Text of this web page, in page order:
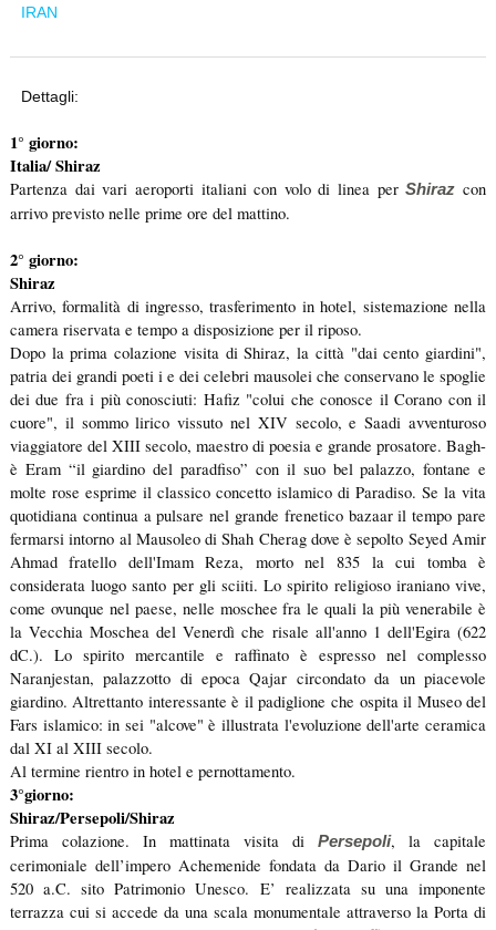
IRAN
Dettagli:
1° giorno:
Italia/ Shiraz
Partenza dai vari aeroporti italiani con volo di linea perShirazcon
arrivo previsto nelle prime ore del mattino.
2° giorno:
Shiraz
Arrivo, formalità di ingresso, trasferimento in hotel, sistemazione nella
camera riservata e tempo a disposizione per il riposo.
Dopo la prima colazione visita di Shiraz, la città "dai cento giardini",
patria dei grandi poeti i e dei celebri mausolei che conservano le spoglie
dei due fra i più conosciuti: Hafiz "colui che conosce il Corano con il
cuore", il sommo lirico vissuto nel XIV secolo, e Saadi avventuroso
viaggiatore del XIII secolo, maestro di poesia e grande prosatore. Bagh-
è Eram “il giardino del paradfiso” con il suo bel palazzo, fontane e
molte rose esprime il classico concetto islamico di Paradiso. Se la vita
quotidiana continua a pulsare nel grande frenetico bazaar il tempo pare
fermarsi intorno al Mausoleo di Shah Cherag dove è sepolto Seyed Amir
Ahmad fratello dell'Imam Reza, morto nel 835 la cui tomba è
considerata luogo santo per gli sciiti. Lo spirito religioso iraniano vive,
come ovunque nel paese, nelle moschee fra le quali la più venerabile è
la Vecchia Moschea del Venerdì che risale all'anno 1 dell'Egira (622
dC.). Lo spirito mercantile e raffinato è espresso nel complesso
Naranjestan, palazzotto di epoca Qajar circondato da un piacevole
giardino. Altrettanto interessante è il padiglione che ospita il Museo del
Fars islamico: in sei "alcove" è illustrata l'evoluzione dell'arte ceramica
dal XI al XIII secolo.
Al termine rientro in hotel e pernottamento.
3°giorno:
Shiraz/Persepoli/Shiraz
Prima colazione. In mattinata visita diPersepoli, la capitale
cerimoniale dell’impero Achemenide fondata da Dario il Grande nel
520 a.C. sito Patrimonio Unesco. E’ realizzata su una imponente
terrazza cui si accede da una scala monumentale attraverso la Porta di